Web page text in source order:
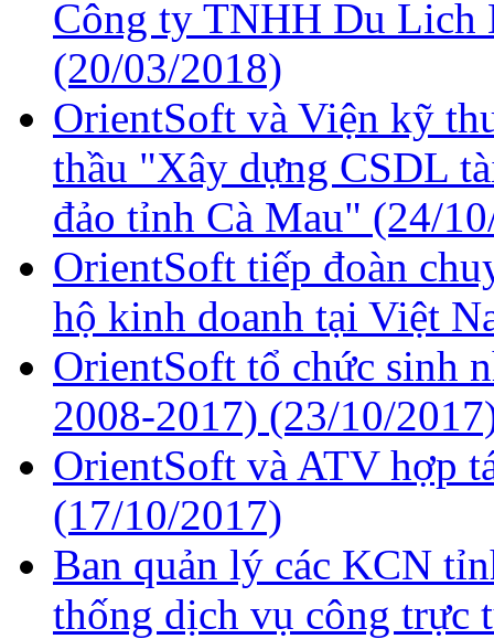
Công ty TNHH Du Lich
(20/03/2018)
OrientSoft và Viện kỹ
thầu "Xây dựng CSDL
đảo tỉnh Cà Mau" (24/
OrientSoft tiếp đoàn
hộ kinh doanh tại Việt
OrientSoft tổ chức sinh
2008-2017) (23/10/
OrientSoft và ATV hợp
(17/10/2017)
Ban quản lý các KCN
thống dịch vụ công trực